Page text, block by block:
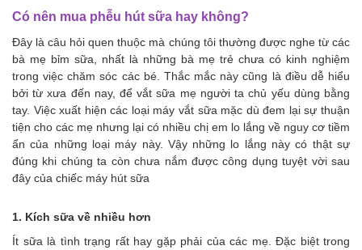
Có nên mua phễu hút sữa hay không?
Đây là câu hỏi quen thuộc mà chúng tôi thường được nghe từ các
bà mẹ bỉm sữa, nhất là những bà mẹ trẻ chưa có kinh nghiệm
trong việc chăm sóc các bé. Thắc mắc này cũng là điều dễ hiểu
bởi từ xưa đến nay, để vắt sữa mẹ người ta chủ yếu dùng bằng
tay. Việc xuất hiện các loại máy vắt sữa mặc dù đem lại sự thuận
tiện cho các mẹ nhưng lại có nhiều chị em lo lắng về nguy cơ tiềm
ẩn của những loại máy này. Vậy những lo lắng này có thật sự
đúng khi chúng ta còn chưa nắm được công dụng tuyệt vời sau
đây của chiếc máy hút sữa
1. Kích sữa về nhiều hơn
Ít sữa là tình trạng rất hay gặp phải của các mẹ. Đặc biệt trong